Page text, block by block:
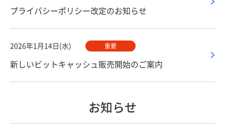
プライバシーポリシー改定のお知らせ
2026年1月14日(水) 重要
新しいビットキャッシュ販売開始のご案内
お知らせ